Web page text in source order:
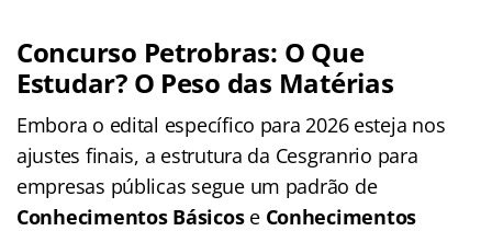
Concurso Petrobras: O Que
Estudar? O Peso das Matérias
Embora o edital específico para 2026 esteja nos
ajustes finais, a estrutura da Cesgranrio para
empresas públicas segue um padrão de
Conhecimentos Básicose Conhecimentos